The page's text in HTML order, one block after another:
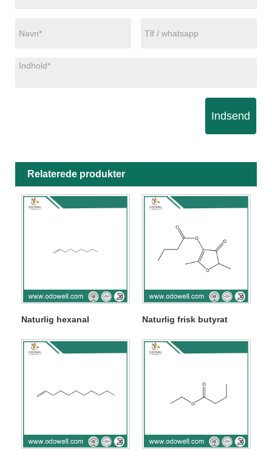
Indsend
Relaterede produkter
Naturlig hexanal Naturlig frisk butyrat